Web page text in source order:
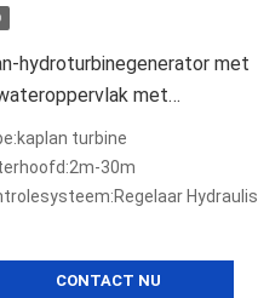
hydroturbinegenerator met
met
loopbladen
turbine
30m
Hydraulische regelaar
CONTACT NU